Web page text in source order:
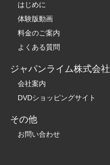
はじめに
体験版動画
料金のご案内
よくある質問
ジャパンライム株式会社
会社案内
DVDショッピングサイト
その他
お問い合わせ